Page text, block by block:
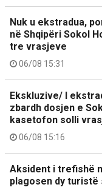
Nuk u ekstradua,
në Shqipëri Sokol
tre vrasjeve
06/08 15:31
Ekskluzive/ I
zbardh dosjen e
kasetofon solli
06/08 15:16
Aksident i trefishë
plagosen dy turistë